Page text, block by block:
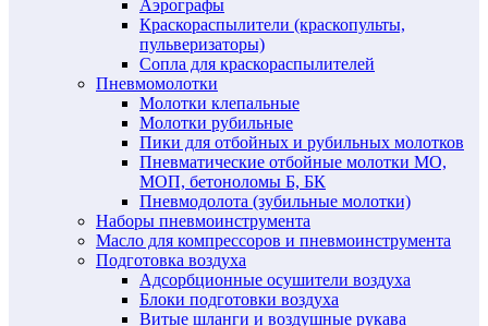
Аэрографы
Краскораспылители (краскопульты,
пульверизаторы)
Сопла для краскораспылителей
Пневмомолотки
Молотки клепальные
Молотки рубильные
Пики для отбойных и рубильных молотков
Пневматические отбойные молотки МО,
МОП, бетоноломы Б, БК
Пневмодолота (зубильные молотки)
Наборы пневмоинструмента
Масло для компрессоров и пневмоинструмента
Подготовка воздуха
Адсорбционные осушители воздуха
Блоки подготовки воздуха
Витые шланги и воздушные рукава